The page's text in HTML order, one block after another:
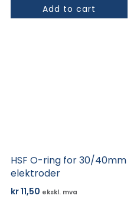
Add to cart
HSF O-ring for 30/40mm
elektroder
kr11,50 ekskl. mva